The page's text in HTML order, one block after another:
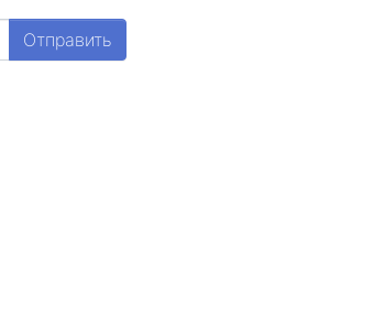
Отправить